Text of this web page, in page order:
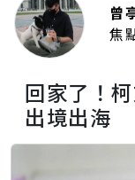
曾
焦
回家了！
出境出海